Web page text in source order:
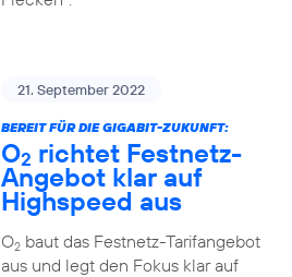
21. September 2022
BEREIT FÜR DIE GIGABIT-ZUKUNFT:
O2 richtet Festnetz-
Angebot klar auf
Highspeed aus
O2baut das Festnetz-Tarifangebot
aus und legt den Fokus klar auf